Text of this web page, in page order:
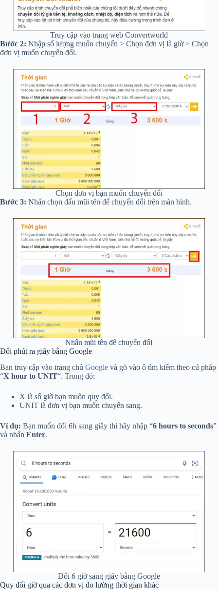
Truy cập vào trang web Convertworld
Bước 2: Nhập số lượng muốn chuyển > Chọn đơn vị là giờ > Chọn
đơn vị muốn chuyển đổi.
Chọn đơn vị bạn muốn chuyển đổi
Bước 3: Nhấn chọn dấu mũi tên để chuyển đổi trên màn hình.
Nhấn mũi tên để chuyển đổi
Đổi phút ra giây bằng Google
Bạn truy cập vào trang chủ Google và gõ vào ô tìm kiếm theo cú pháp
“X hour to UNIT“. Trong đó:
X là số giờ bạn muốn quy đổi.
UNIT là đơn vị bạn muốn chuyển sang.
Ví dụ: Bạn muốn đổi 6h sang giây thì hãy nhập “6 hours to seconds”
và nhấn Enter.
Đổi 6 giờ sang giây bằng Google
Quy đổi giờ qua các đơn vị đo lường thời gian khác